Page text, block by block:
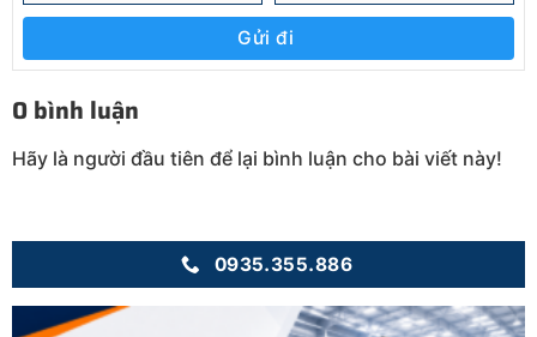
Gửi đi
0 bình luận
Hãy là người đầu tiên để lại bình luận cho bài viết này!
0935.355.886